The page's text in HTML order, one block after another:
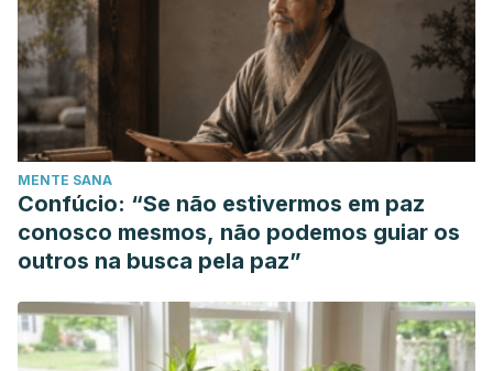
MENTE SANA
Confúcio: “Se não estivermos em paz
conosco mesmos, não podemos guiar os
outros na busca pela paz”